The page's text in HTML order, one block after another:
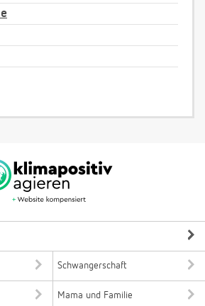
Schwangerschaft
Mama und Familie